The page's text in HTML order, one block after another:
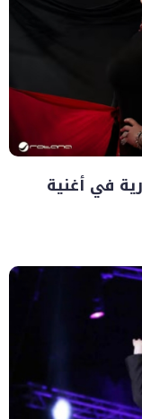
في أغنية